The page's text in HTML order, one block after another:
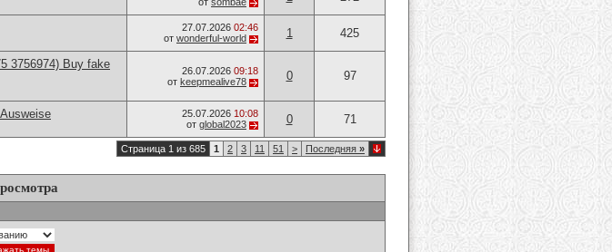
27.07.2026 02:46
от wonderful-world 1 425
3756974) Buy fake
26.07.2026 09:18
от keepmealive78 0 97
25.07.2026 10:08
от global2023 0 71
Страница 1 из 685 1 2 3 11 51 > Последняя »